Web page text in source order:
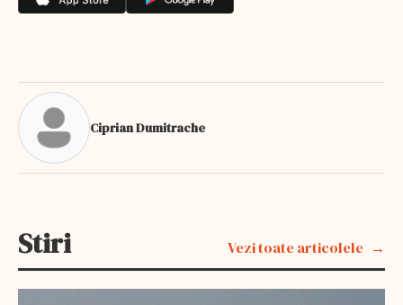
Ciprian Dumitrache
Stiri Vezi toate articolele